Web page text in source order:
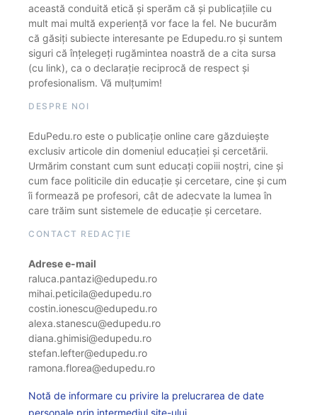
această conduită etică și sperăm că și publicațiile cu
mult mai multă experiență vor face la fel. Ne bucurăm
că găsiți subiecte interesante pe Edupedu.ro și suntem
siguri că înțelegeți rugămintea noastră de a cita sursa
(cu link), ca o declarație reciprocă de respect și
profesionalism. Vă mulțumim!
DESPRE NOI
EduPedu.ro este o publicație online care găzduiește
exclusiv articole din domeniul educației și cercetării.
Urmărim constant cum sunt educați copiii noștri, cine și
cum face politicile din educație și cercetare, cine și cum
îi formează pe profesori, cât de adecvate la lumea în
care trăim sunt sistemele de educație și cercetare.
CONTACT REDACȚIE
Adrese e-mail
raluca.pantazi@edupedu.ro
mihai.peticila@edupedu.ro
costin.ionescu@edupedu.ro
alexa.stanescu@edupedu.ro
diana.ghimisi@edupedu.ro
stefan.lefter@edupedu.ro
ramona.florea@edupedu.ro
Notă de informare cu privire la prelucrarea de date
personale prin intermediul site-ului